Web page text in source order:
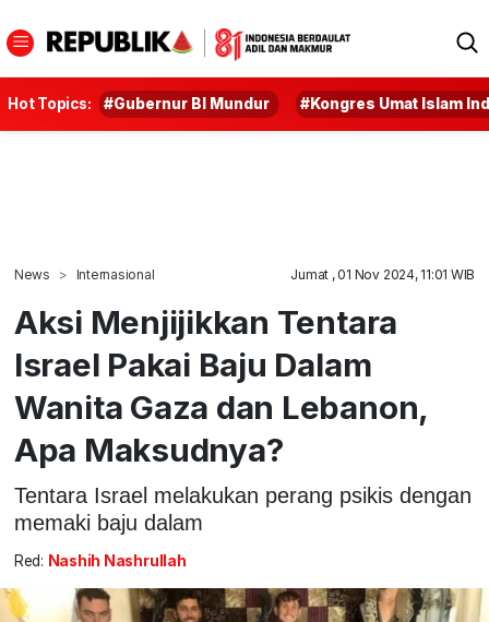
Hot Topics: #Gubernur BI Mundur #Kongres Umat Islam
News Internasional Jumat , 01 Nov 2024, 11:01 WIB
Aksi Menjijikkan Tentara
Israel Pakai Baju Dalam
Wanita Gaza dan Lebanon,
Apa Maksudnya?
Tentara Israel melakukan perang psikis dengan
memaki baju dalam
Red: Nashih Nashrullah